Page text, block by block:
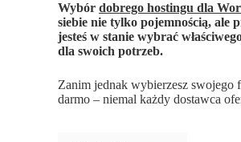
Wybór dobrego hostingu dla
siebie nie tylko pojemnością, ale
jesteś w stanie wybrać
dla swoich potrzeb.
Zanim jednak wybierzesz swojego
darmo – niemal każdy dostawca